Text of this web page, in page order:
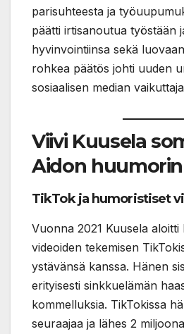
parisuhteesta ja
päätti irtisanoutua työstään
hyvinvointiinsa sekä
rohkea päätös johti uuden
sosiaalisen median
Viivi Kuusela
Aidon
TikTok ja humoristiset
Vuonna 2021 Kuusela
videoiden tekemisen
ystävänsä kanssa. Hänen
erityisesti sinkkuelämän
kommelluksia. TikTokissa
seuraajaa ja lähes 2